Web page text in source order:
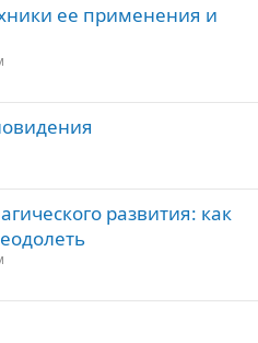
ее применения и
развития: как